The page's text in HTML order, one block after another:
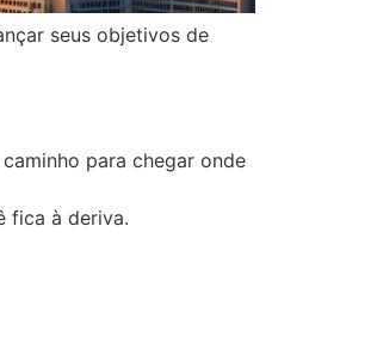
seus objetivos de
para chegar onde
fica à deriva.